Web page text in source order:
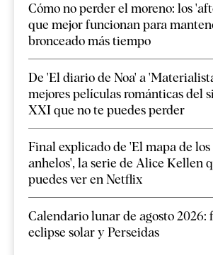
Cómo no perder el moreno: los
que mejor funcionan para
bronceado más tiempo
De 'El diario de Noa' a
mejores películas románticas del
XXI que no te puedes perder
Final explicado de 'El mapa de los
anhelos', la serie de Alice Kellen
puedes ver en Netflix
Calendario lunar de agosto 2026:
eclipse solar y Perseidas